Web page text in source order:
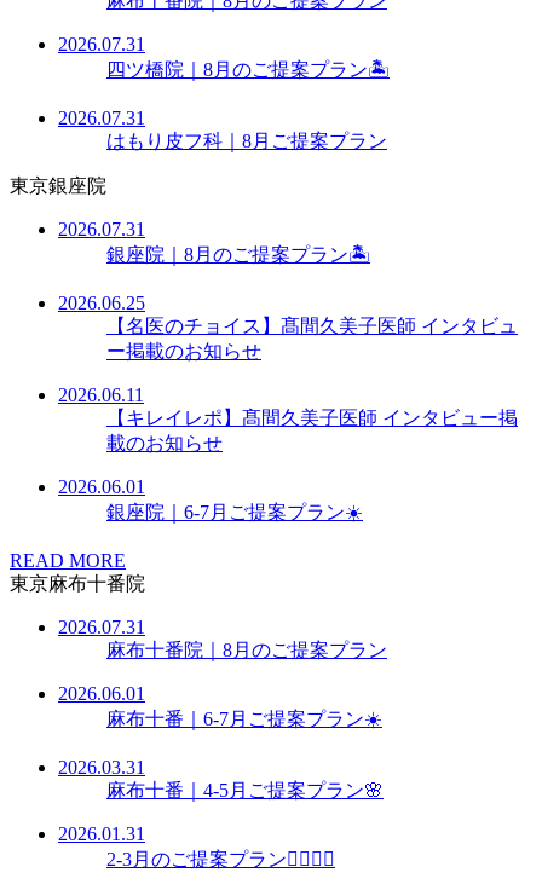
2026.07.31
四ツ橋院｜8月のご提案プラン🏝️
2026.07.31
はもり皮フ科｜8月ご提案プラン
東京銀座院
2026.07.31
銀座院｜8月のご提案プラン🏝️
2026.06.25
【名医のチョイス】髙間久美子医師 インタビュ
ー掲載のお知らせ
2026.06.11
【キレイレポ】髙間久美子医師 インタビュー掲
載のお知らせ
2026.06.01
銀座院｜6-7月ご提案プラン☀️
READ MORE
東京麻布十番院
2026.07.31
麻布十番院｜8月のご提案プラン
2026.06.01
麻布十番｜6-7月ご提案プラン☀️
2026.03.31
麻布十番｜4-5月ご提案プラン🌸
2026.01.31
2-3月のご提案プラン👩🏻‍⚕️✨